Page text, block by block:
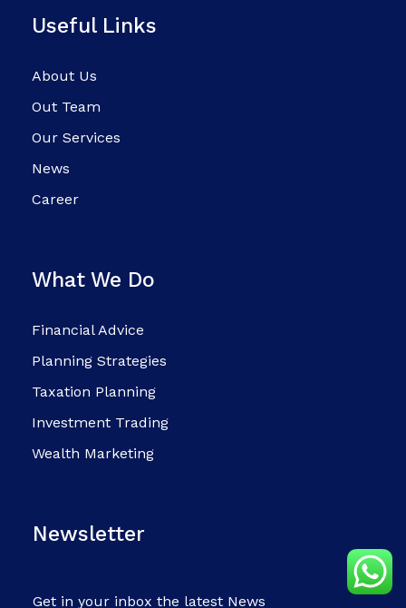
Useful Links
About Us
Out Team
Our Services
News
Career
What We Do
Financial Advice
Planning Strategies
Taxation Planning
Investment Trading
Wealth Marketing
Newsletter
Get in your inbox the latest News